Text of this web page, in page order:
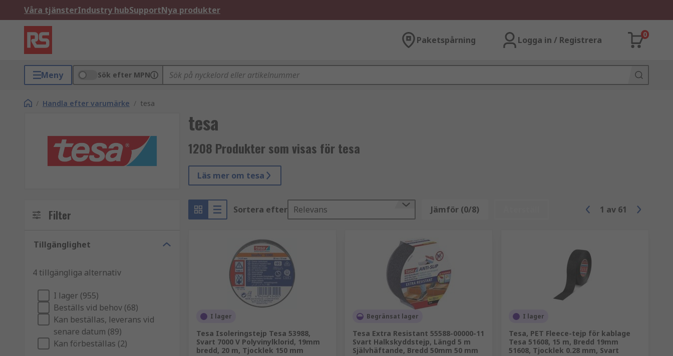
Våra tjänsterIndustry hubSupportNya produkter
Paketspårning Logga in / Registrera
0
Meny Sök efter MPN
/ Handla efter varumärke / tesa
tesa
1208 Produkter som visas för tesa
Läs mer om tesa
Filter
Tillgänglighet
4 tillgängliga alternativ
I lager (955)
Beställs vid behov (68)
Kan beställas, leverans vid
senare datum (89)
Kan förbeställas (2)
Sortera efter Relevans Jämför (0/8) 1 av 61
I lager
Tesa Isoleringstejp Tesa 53988,
Svart 7000 V Polyvinylklorid, 19mm
bredd, 20 m, Tjocklek 150 mm
Begränsat lager
Tesa Extra Resistant 55588-00000-11
Svart Halkskyddstejp, Längd 5 m
Självhäftande, Bredd 50mm 50 mm
I lager
Tesa, PET Fleece-tejp för kablage
Tesa 51608, 15 m, Bredd 19mm
51608, Tjocklek 0.28 mm, Svart